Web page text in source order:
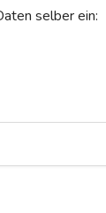
selber ein: